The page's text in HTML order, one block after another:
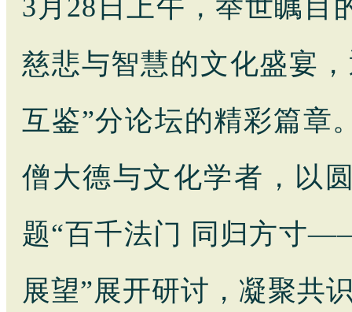
3月28日上午，举世瞩目
慈悲与智慧的文化盛宴
互鉴”分论坛的精彩篇章
僧大德与文化学者，以
题“百千法门 同归方寸
展望”展开研讨，凝聚共